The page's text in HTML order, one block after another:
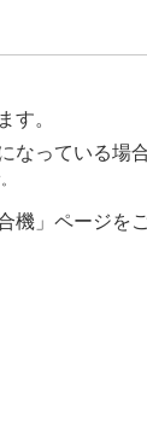
す。
っている場
」ページを